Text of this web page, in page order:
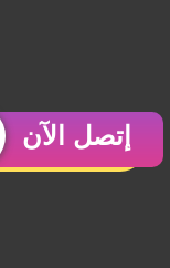
إتصل الآن